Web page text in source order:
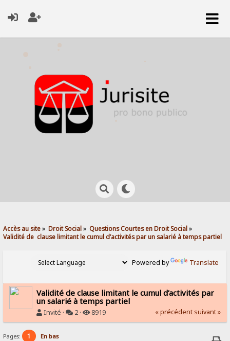
Accès au site» Droit Social» Questions Courtes en Droit Social»
Validité de  clause limitant le cumul d’activités par un salarié à temps partiel
Powered by Translate
Validité de clause limitant le cumul d’activités par
un salarié à temps partiel
Invité · 2 · 8919 « précédent suivant »
Pages: 1 En bas